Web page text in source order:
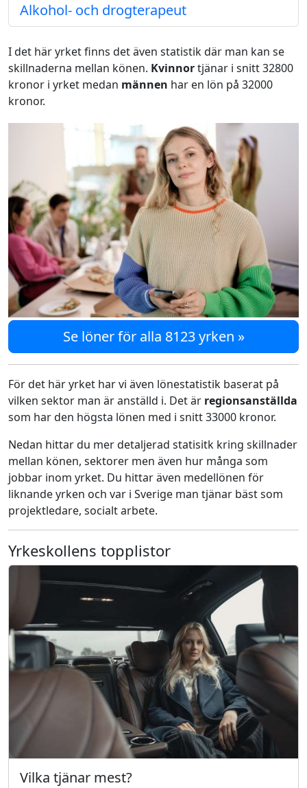
Alkohol- och drogterapeut
I det här yrket finns det även statistik där man kan se
skillnaderna mellan könen. Kvinnortjänar i snitt 32800
kronor i yrket medan männen har en lön på 32000
kronor.
Se löner för alla 8123 yrken »
För det här yrket har vi även lönestatistik baserat på
vilken sektor man är anställd i. Det är regionsanställda
som har den högsta lönen med i snitt 33000 kronor.
Nedan hittar du mer detaljerad statisitk kring skillnader
mellan könen, sektorer men även hur många som
jobbar inom yrket. Du hittar även medellönen för
liknande yrken och var i Sverige man tjänar bäst som
projektledare, socialt arbete.
Yrkeskollens topplistor
Vilka tjänar mest?